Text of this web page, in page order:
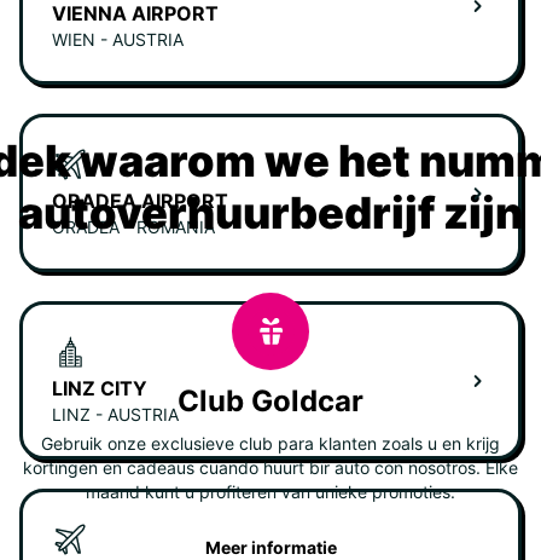
VIENNA AIRPORT
WIEN - AUSTRIA
ORADEA AIRPORT
ORADEA - ROMANIA
LINZ CITY
LINZ - AUSTRIA
waarom we het
autoverhuurbedrijf zijn
Club Goldcar
Gebruik onze exclusieve club para klanten zoals u en krijg
kortingen en cadeaus cuando huurt bir auto con nosotros. Elke
maand kunt u profiteren van unieke promoties.
Meer informatie